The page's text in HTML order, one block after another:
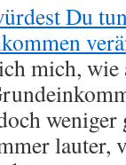
Du
mich,
weniger
lauter,